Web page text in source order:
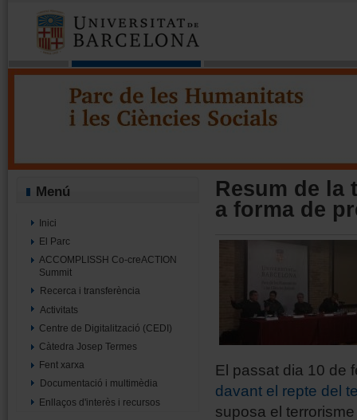
Parc de les Humanitats i les
Menú
Inici
El Parc
ACCOMPLISSH Co-creACTION
Summit
Recerca i transferència
Activitats
Centre de Digitalització (CEDI)
Càtedra Josep Termes
Fent xarxa
Documentació i multimèdia
Enllaços d'interès i recursos
Resum de la
a forma de
El passat dia 10 de
davant el repte del
suposa el